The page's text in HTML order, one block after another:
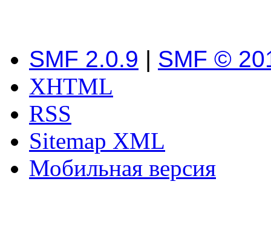
SMF 2.0.9 | SMF ©
XHTML
RSS
Sitemap XML
Мобильная версия